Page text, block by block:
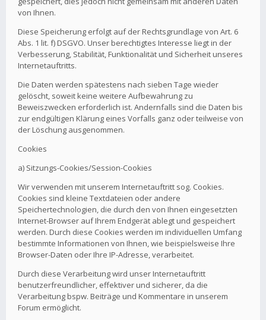
von Ihnen.
Diese Speicherung erfolgt auf der Rechtsgrundlage von Art. 6
Abs. 1 lit. f) DSGVO. Unser berechtigtes Interesse liegt in der
Verbesserung, Stabilität, Funktionalität und Sicherheit unseres
Internetauftritts.
Die Daten werden spätestens nach sieben Tage wieder
gelöscht, soweit keine weitere Aufbewahrung zu
Beweiszwecken erforderlich ist. Andernfalls sind die Daten bis
zur endgültigen Klärung eines Vorfalls ganz oder teilweise von
der Löschung ausgenommen.
Cookies
a) Sitzungs-Cookies/Session-Cookies
Wir verwenden mit unserem Internetauftritt sog. Cookies.
Cookies sind kleine Textdateien oder andere
Speichertechnologien, die durch den von Ihnen eingesetzten
Internet-Browser auf Ihrem Endgerät ablegt und gespeichert
werden. Durch diese Cookies werden im individuellen Umfang
bestimmte Informationen von Ihnen, wie beispielsweise Ihre
Browser-Daten oder Ihre IP-Adresse, verarbeitet.
Durch diese Verarbeitung wird unser Internetauftritt
benutzerfreundlicher, effektiver und sicherer, da die
Verarbeitung bspw. Beiträge und Kommentare in unserem
Forum ermöglicht.